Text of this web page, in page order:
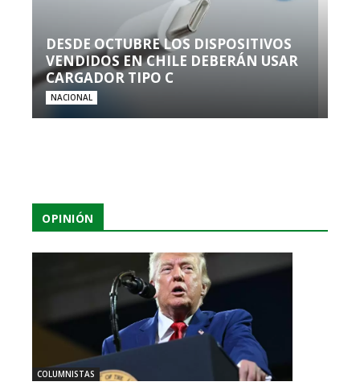
DESDE OCTUBRE LOS DISPOSITIVOS
VENDIDOS EN CHILE DEBERÁN USAR
CARGADOR TIPO C
NACIONAL
OPINIÓN
COLUMNISTAS